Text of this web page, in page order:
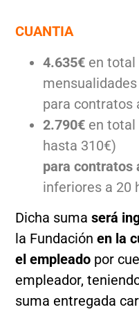
CUANTIA
4.635€ en total
para contratos
2.790€ en total
hasta 310€)
para contratos
inferiores a 20
Dicha suma será
la Fundaciónen la
el empleado por
empleador,
suma entregada